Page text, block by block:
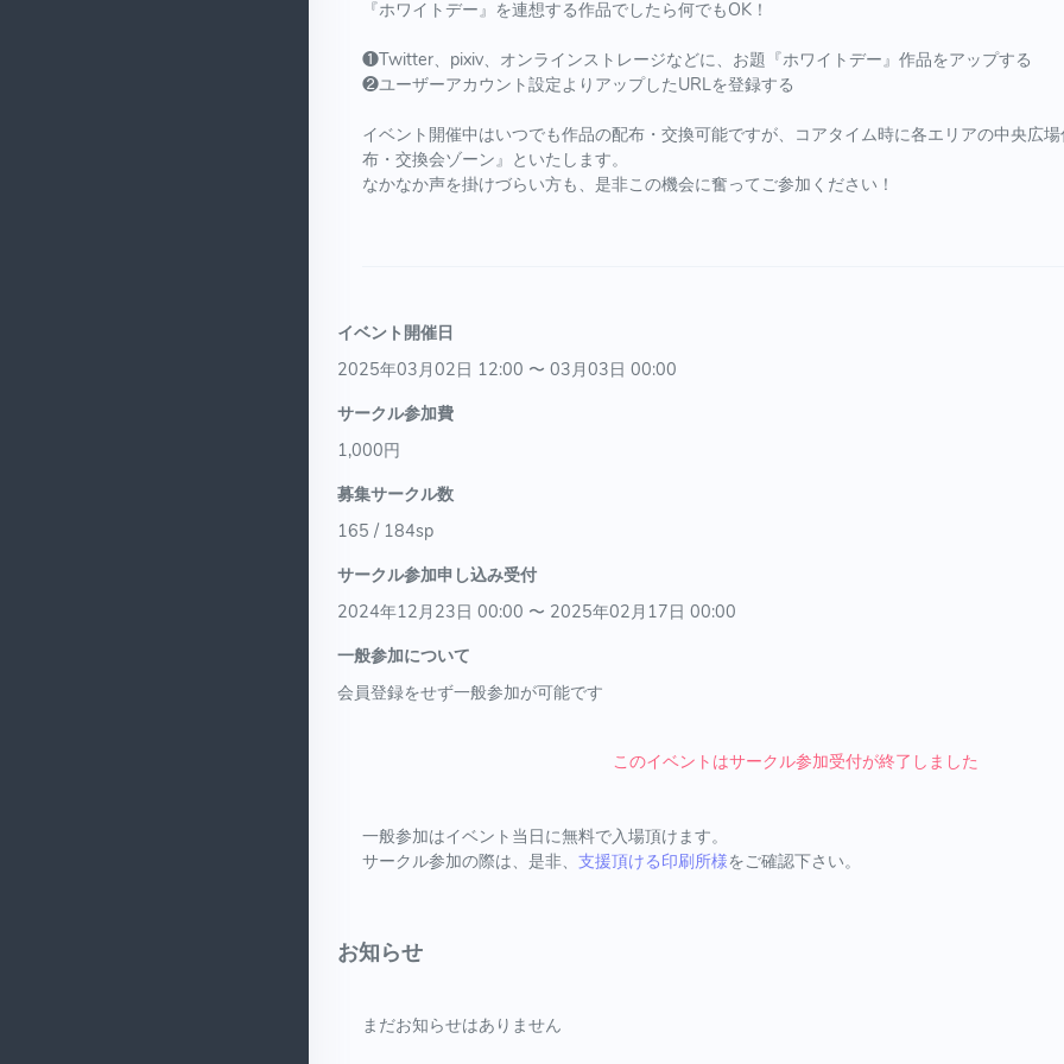
『ホワイトデー』を連想する作品でしたら何でもOK！
❶Twitter、pixiv、オンラインストレージなどに、お題『ホワイトデー』作品をアップする
❷ユーザーアカウント設定よりアップしたURLを登録する
イベント開催中はいつでも作品の配布・交換可能ですが、コアタイム時に各エリアの中央広
布・交換会ゾーン』といたします。
なかなか声を掛けづらい方も、是非この機会に奮ってご参加ください！
イベント開催日
2025年03月02日 12:00 〜 03月03日 00:00
サークル参加費
1,000円
募集サークル数
165 / 184sp
サークル参加申し込み受付
2024年12月23日 00:00 〜 2025年02月17日 00:00
一般参加について
会員登録をせず一般参加が可能です
このイベントはサークル参加受付が終了しました
一般参加はイベント当日に無料で入場頂けます。
サークル参加の際は、是非、 支援頂ける印刷所様をご確認下さい。
お知らせ
まだお知らせはありません